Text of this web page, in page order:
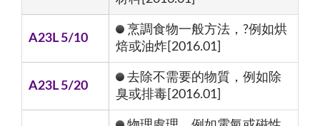
A23L 5/10
烹調食物一般方法，?例如烘
焙或油炸[2016.01]
A23L 5/20
去除不需要的物質，例如除
臭或排毒[2016.01]